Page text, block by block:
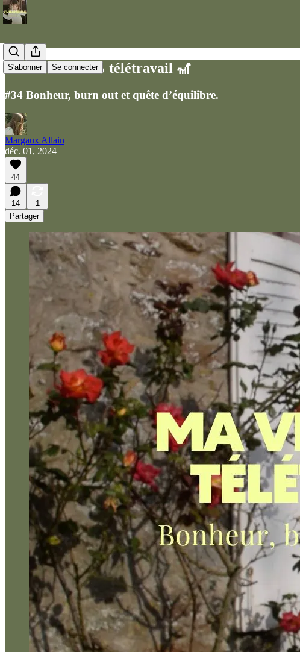
S'abonner Se connecter
Ma vie en 100% télétravail 🎢
#34 Bonheur, burn out et quête d’équilibre.
Margaux Allain
déc. 01, 2024
44
14
1
Partager